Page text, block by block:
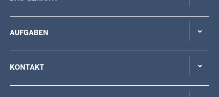
AUFGABEN
KONTAKT